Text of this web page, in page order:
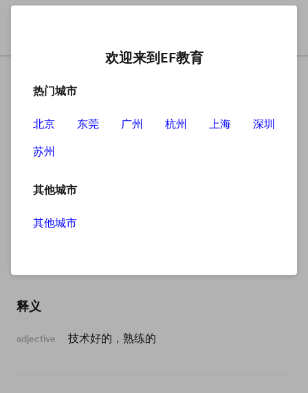
skilful
释义
adjective 技术好的，熟练的
欢迎来到EF教育
热门城市
北京 东莞 广州 杭州 上海
深圳
苏州
其他城市
其他城市